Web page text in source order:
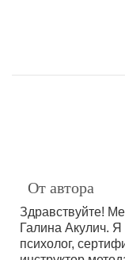
От автора
Здравствуйте!
Галина Акулич. Я
психолог,